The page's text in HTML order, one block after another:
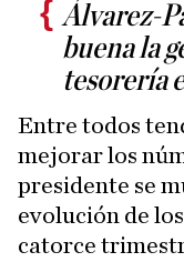
Álvarez-
buena la
tesorería
Entre todos
mejorar los
presidente se
evolución de
catorce